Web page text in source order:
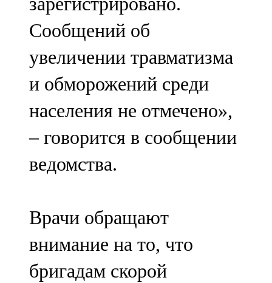
Сообщений об
увеличении травматизма
и обморожений среди
населения не отмечено»,
– говорится в сообщении
ведомства.
Врачи обращают
внимание на то, что
бригадам скорой